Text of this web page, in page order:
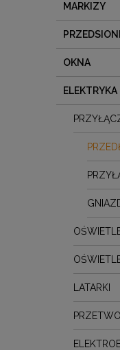
MARKIZY
OKNA
ELEKTRYKA
LATARKI